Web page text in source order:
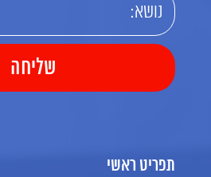
תפריט ראשי